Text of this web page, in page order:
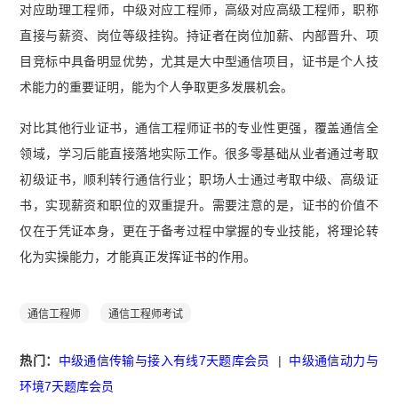
对应助理工程师，中级对应工程师，高级对应高级工程师，职称
直接与薪资、岗位等级挂钩。持证者在岗位加薪、内部晋升、项
目竞标中具备明显优势，尤其是大中型通信项目，证书是个人技
术能力的重要证明，能为个人争取更多发展机会。
对比其他行业证书，通信工程师证书的专业性更强，覆盖通信全
领域，学习后能直接落地实际工作。很多零基础从业者通过考取
初级证书，顺利转行通信行业；职场人士通过考取中级、高级证
书，实现薪资和职位的双重提升。需要注意的是，证书的价值不
仅在于凭证本身，更在于备考过程中掌握的专业技能，将理论转
化为实操能力，才能真正发挥证书的作用。
通信工程师 通信工程师考试
热门： 中级通信传输与接入有线7天题库会员 | 中级通信动力与
环境7天题库会员